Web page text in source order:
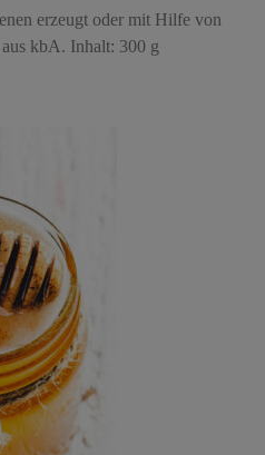
erzeugt oder mit Hilfe von
kbA. Inhalt: 300 g